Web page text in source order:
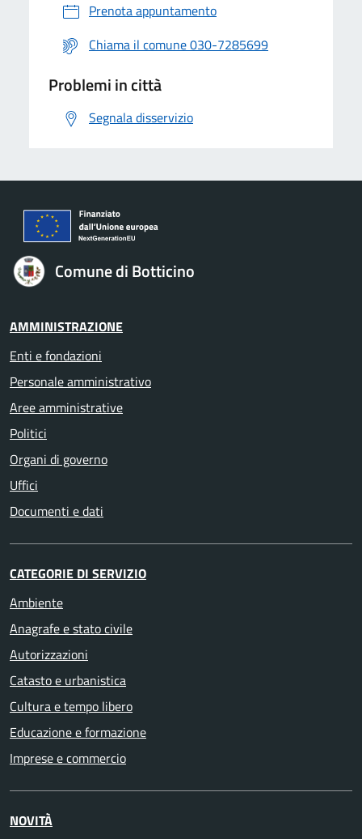
Prenota appuntamento
Chiama il comune 030-7285699
Problemi in città
Segnala disservizio
Comune di Botticino
AMMINISTRAZIONE
Enti e fondazioni
Personale amministrativo
Aree amministrative
Politici
Organi di governo
Uffici
Documenti e dati
CATEGORIE DI SERVIZIO
Ambiente
Anagrafe e stato civile
Autorizzazioni
Catasto e urbanistica
Cultura e tempo libero
Educazione e formazione
Imprese e commercio
NOVITÀ